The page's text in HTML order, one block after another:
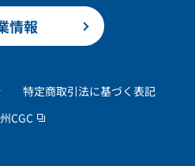
特定商取引法に基づく表記
CGC